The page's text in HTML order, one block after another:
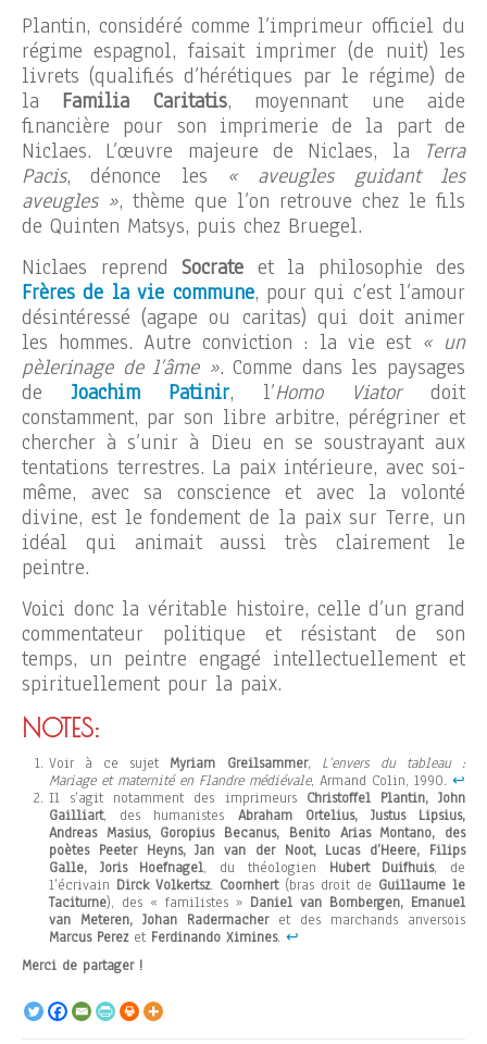
Plantin, considéré comme l’imprimeur officiel du
régime espagnol, faisait imprimer (de nuit) les
livrets (qualifiés d’hérétiques par le régime) de
la Familia Caritatis, moyennant une aide
financière pour son imprimerie de la part de
Niclaes. L’œuvre majeure de Niclaes, la
Terra
Pacis, dénonce les « aveugles guidant les
aveugles », thème que l’on retrouve chez le fils
de Quinten Matsys, puis chez Bruegel.
Niclaes reprend Socrate et la philosophie des
Frères de la vie commune, pour qui c’est l’amour
désintéressé (agape ou caritas) qui doit animer
les hommes. Autre conviction : la vie est « un
pèlerinage de l’âme ». Comme dans les paysages
deJoachim Patinir, l’Homo Viatordoit
constamment, par son libre arbitre, pérégriner et
chercher à s’unir à Dieu en se soustrayant aux
tentations terrestres. La paix intérieure, avec soi-
même, avec sa conscience et avec la volonté
divine, est le fondement de la paix sur Terre, un
idéal qui animait aussi très clairement le
peintre.
Voici donc la véritable histoire, celle d’un grand
commentateur politique et résistant de son
temps, un peintre engagé intellectuellement et
spirituellement pour la paix.
NOTES:
Voir à ce sujet Myriam Greilsammer, L’envers du tableau :
Mariage et maternité en Flandre médiévale, Armand Colin, 1990. ↩︎
Il s’agit notamment des imprimeurs Christoffel Plantin, John
Gailliart, des humanistes Abraham Ortelius, Justus Lipsius,
Andreas Masius, Goropius Becanus, Benito Arias Montano, des
poètes Peeter Heyns, Jan van der Noot, Lucas d’Heere, Filips
Galle, Joris Hoefnagel, du théologien Hubert Duifhuis, de
l’écrivain Dirck Volkertsz. Coornhert (bras droit de Guillaume le
Taciturne), des « familistes » Daniel van Bombergen, Emanuel
van Meteren, Johan Radermacheret des marchands anversois
Marcus Perezet Ferdinando Ximines. ↩︎
Merci de partager !